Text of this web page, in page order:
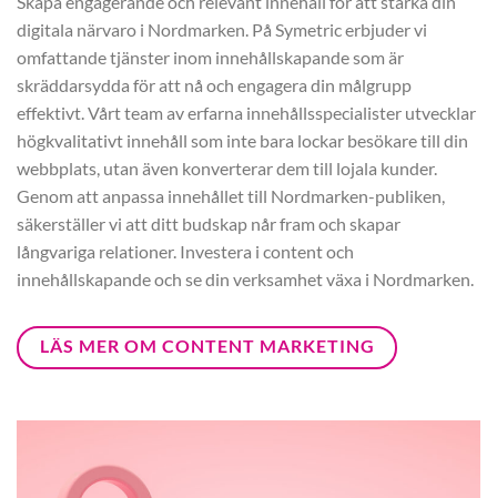
digitala närvaro i Nordmarken. På Symetric erbjuder vi
omfattande tjänster inom innehållskapande som är
skräddarsydda för att nå och engagera din målgrupp
effektivt. Vårt team av erfarna innehållsspecialister utvecklar
högkvalitativt innehåll som inte bara lockar besökare till din
webbplats, utan även konverterar dem till lojala kunder.
Genom att anpassa innehållet till Nordmarken-publiken,
säkerställer vi att ditt budskap når fram och skapar
långvariga relationer. Investera i content och
innehållskapande och se din verksamhet växa i Nordmarken.
LÄS MER OM CONTENT MARKETING